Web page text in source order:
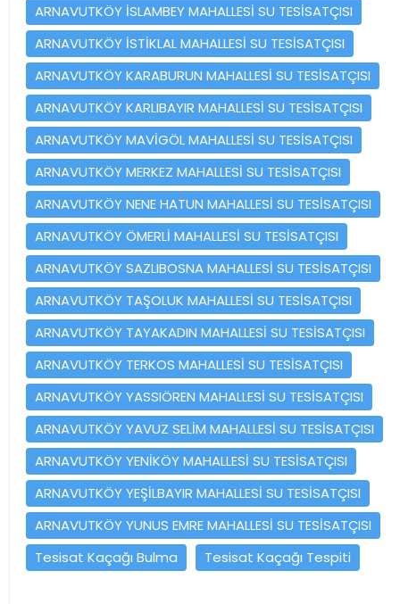
ARNAVUTKÖY İSLAMBEY MAHALLESİ SU TESİSATÇISI
ARNAVUTKÖY İSTİKLAL MAHALLESİ SU TESİSATÇISI
ARNAVUTKÖY KARABURUN MAHALLESİ SU TESİSATÇISI
ARNAVUTKÖY KARLIBAYIR MAHALLESİ SU TESİSATÇISI
ARNAVUTKÖY MAVİGÖL MAHALLESİ SU TESİSATÇISI
ARNAVUTKÖY MERKEZ MAHALLESİ SU TESİSATÇISI
ARNAVUTKÖY NENE HATUN MAHALLESİ SU TESİSATÇISI
ARNAVUTKÖY ÖMERLİ MAHALLESİ SU TESİSATÇISI
ARNAVUTKÖY SAZLIBOSNA MAHALLESİ SU TESİSATÇISI
ARNAVUTKÖY TAŞOLUK MAHALLESİ SU TESİSATÇISI
ARNAVUTKÖY TAYAKADIN MAHALLESİ SU TESİSATÇISI
ARNAVUTKÖY TERKOS MAHALLESİ SU TESİSATÇISI
ARNAVUTKÖY YASSIÖREN MAHALLESİ SU TESİSATÇISI
ARNAVUTKÖY YAVUZ SELİM MAHALLESİ SU TESİSATÇISI
ARNAVUTKÖY YENİKÖY MAHALLESİ SU TESİSATÇISI
ARNAVUTKÖY YEŞİLBAYIR MAHALLESİ SU TESİSATÇISI
ARNAVUTKÖY YUNUS EMRE MAHALLESİ SU TESİSATÇISI
Tesisat Kaçağı Bulma
Tesisat Kaçağı Tespiti